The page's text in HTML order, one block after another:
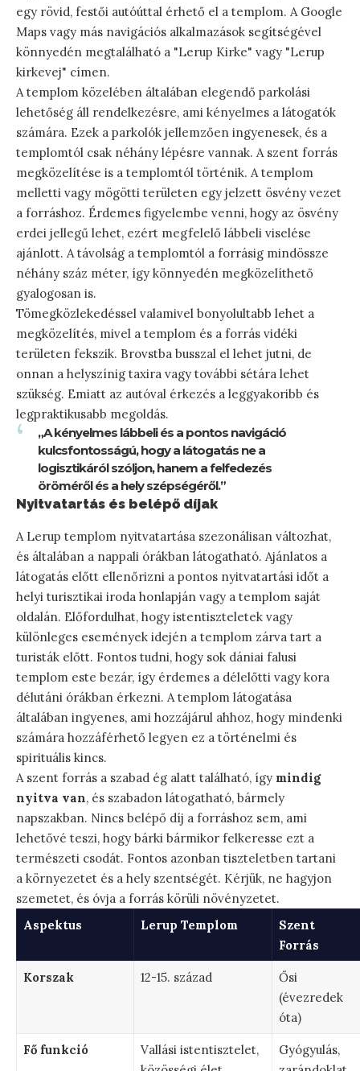
egy rövid, festői autóúttal érhető el a templom. A Google
Maps vagy más navigációs alkalmazások segítségével
könnyedén megtalálható a "Lerup Kirke" vagy "Lerup
kirkevej" címen.
A templom közelében általában elegendő parkolási
lehetőség áll rendelkezésre, ami kényelmes a látogatók
számára. Ezek a parkolók jellemzően ingyenesek, és a
templomtól csak néhány lépésre vannak. A szent forrás
megközelítése is a templomtól történik. A templom
melletti vagy mögötti területen egy jelzett ösvény vezet
a forráshoz. Érdemes figyelembe venni, hogy az ösvény
erdei jellegű lehet, ezért megfelelő lábbeli viselése
ajánlott. A távolság a templomtól a forrásig mindössze
néhány száz méter, így könnyedén megközelíthető
gyalogosan is.
Tömegközlekedéssel valamivel bonyolultabb lehet a
megközelítés, mivel a templom és a forrás vidéki
területen fekszik. Brovstba busszal el lehet jutni, de
onnan a helyszínig taxira vagy további sétára lehet
szükség. Emiatt az autóval érkezés a leggyakoribb és
legpraktikusabb megoldás.
„A kényelmes lábbeli és a pontos navigáció
kulcsfontosságú, hogy a látogatás ne a
logisztikáról szóljon, hanem a felfedezés
öröméről és a hely szépségéről.”
Nyitvatartás és belépő díjak
A Lerup templom nyitvatartása szezonálisan változhat,
és általában a nappali órákban látogatható. Ajánlatos a
látogatás előtt ellenőrizni a pontos nyitvatartási időt a
helyi turisztikai iroda honlapján vagy a templom saját
oldalán. Előfordulhat, hogy istentiszteletek vagy
különleges események idején a templom zárva tart a
turisták előtt. Fontos tudni, hogy sok dániai falusi
templom este bezár, így érdemes a délelőtti vagy kora
délutáni órákban érkezni. A templom látogatása
általában ingyenes, ami hozzájárul ahhoz, hogy mindenki
számára hozzáférhető legyen ez a történelmi és
spirituális kincs.
A szent forrás a szabad ég alatt található, így mindig
nyitva van, és szabadon látogatható, bármely
napszakban. Nincs belépő díj a forráshoz sem, ami
lehetővé teszi, hogy bárki bármikor felkeresse ezt a
természeti csodát. Fontos azonban tiszteletben tartani
a környezetet és a hely szentségét. Kérjük, ne hagyjon
szemetet, és óvja a forrás körüli növényzetet.
Aspektus
Lerup Templom
Szent
Forrás
Korszak 12-15. század
Ősi
(évezredek
óta)
Fő funkció
Vallási istentisztelet,
Gyógyulás,